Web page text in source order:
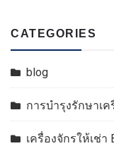
CATEGORIES
blog
การบำรุงรักษาเค
เครื่องจักรให้เช่